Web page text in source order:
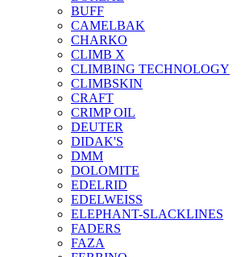
BUFF
CAMELBAK
CHARKO
CLIMB X
CLIMBING TECHNOLOGY
CLIMBSKIN
CRAFT
CRIMP OIL
DEUTER
DIDAK'S
DMM
DOLOMITE
EDELRID
EDELWEISS
ELEPHANT-SLACKLINES
FADERS
FAZA